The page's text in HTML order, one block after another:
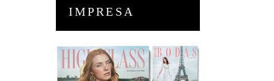
IMPRESA